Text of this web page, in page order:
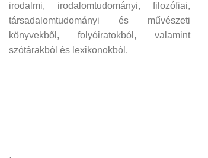
irodalmi, irodalomtudományi, filozófiai,
társadalomtudományi és művészeti
könyvekből, folyóiratokból, valamint
szótárakból és lexikonokból.